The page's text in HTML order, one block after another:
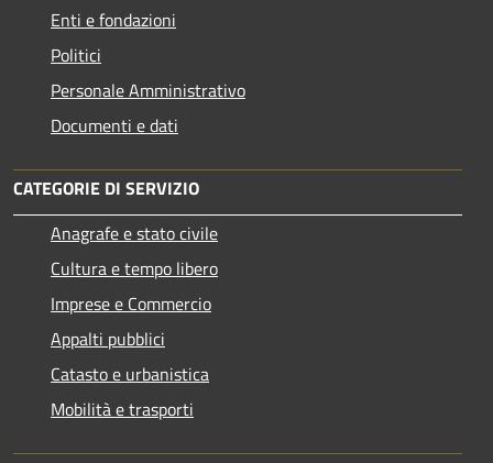
Enti e fondazioni
Politici
Personale Amministrativo
Documenti e dati
CATEGORIE DI SERVIZIO
Anagrafe e stato civile
Cultura e tempo libero
Imprese e Commercio
Appalti pubblici
Catasto e urbanistica
Mobilità e trasporti